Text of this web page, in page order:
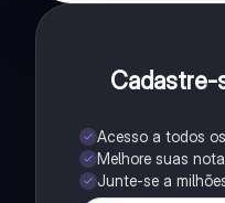
Cadastre-
Acesso a todos
Melhore suas
Junte-se a